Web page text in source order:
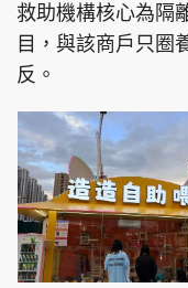
救助機構核心為隔
目，與該商戶只圈
反。